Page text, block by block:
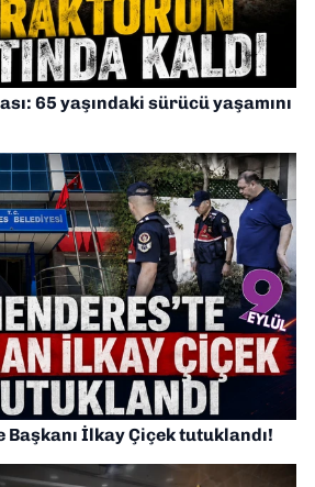
65 yaşındaki sürücü yaşamını
Başkanı İlkay Çiçek tutuklandı!